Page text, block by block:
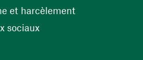
et harcèlement
sociaux(ouvre une nouvelle